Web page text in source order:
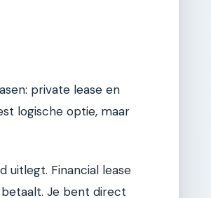
private lease en
logische optie, maar
uitlegt. Financial lease
Je bent direct